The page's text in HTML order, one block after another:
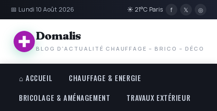
📅 Lundi 10 Août 2026 ☀ 21°C Paris f 𝕏 ◎
Domalis
BLOG D'ACTUALITÉ CHAUFFAGE – BRICO – DÉCO
⌂ ACCUEIL
CHAUFFAGE & ENERGIE
BRICOLAGE & AMÉNAGEMENT
TRAVAUX EXTÉRIEUR